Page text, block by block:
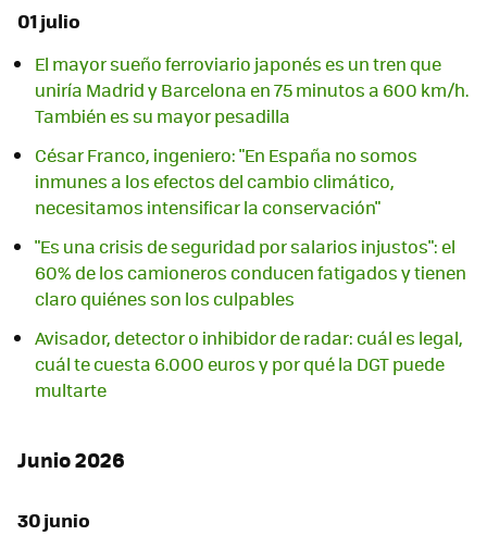
01 julio
El mayor sueño ferroviario japonés es un tren que
uniría Madrid y Barcelona en 75 minutos a 600 km/h.
También es su mayor pesadilla
César Franco, ingeniero: "En España no somos
inmunes a los efectos del cambio climático,
necesitamos intensificar la conservación"
"Es una crisis de seguridad por salarios injustos": el
60% de los camioneros conducen fatigados y tienen
claro quiénes son los culpables
Avisador, detector o inhibidor de radar: cuál es legal,
cuál te cuesta 6.000 euros y por qué la DGT puede
multarte
Junio 2026
30 junio